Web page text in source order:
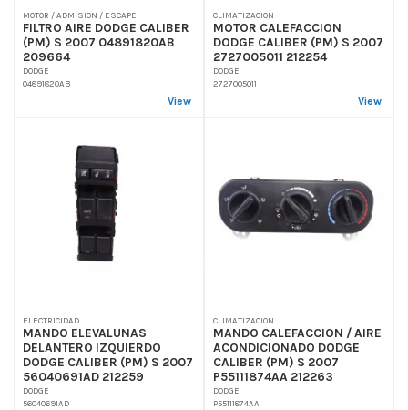
MOTOR / ADMISION / ESCAPE
FILTRO AIRE DODGE CALIBER
(PM) S 2007 04891820AB
209664
DODGE
04891820AB
View
CLIMATIZACION
MOTOR CALEFACCION
DODGE CALIBER (PM) S 2007
2727005011 212254
DODGE
2727005011
View
ELECTRICIDAD
MANDO ELEVALUNAS
DELANTERO IZQUIERDO
DODGE CALIBER (PM) S 2007
56040691AD 212259
DODGE
56040691AD
CLIMATIZACION
MANDO CALEFACCION / AIRE
ACONDICIONADO DODGE
CALIBER (PM) S 2007
P55111874AA 212263
DODGE
P55111874AA